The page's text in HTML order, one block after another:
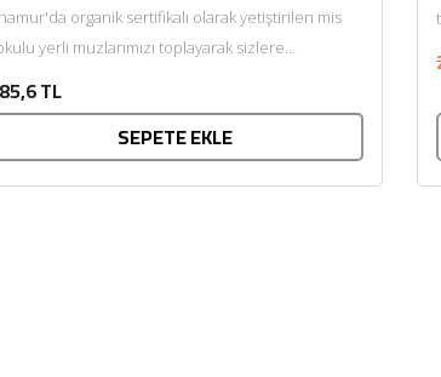
organik sertifikalı olarak yetiştirilen mis
yerli muzlarımızı toplayarak sizlere
TL
SEPETE EKLE